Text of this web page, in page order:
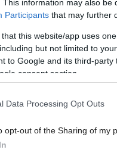
This information may also
Participants that may further
that this website/app uses
but not limited to
to Google and its third-
consent section.
Data Processing Opt Outs
opt-out of the Sharing of my
dizajnéri prekrásnu
Kompozícia je druhovo